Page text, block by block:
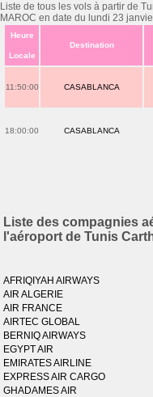
Liste de tous les vols à partir de
MAROC en date du lundi 23
Heure
Locale
Destination
11:50:00 CASABLANCA
18:00:00 CASABLANCA
Liste des compagnies
l'aéroport de Tunis
AFRIQIYAH AIRWAYS
AIR ALGERIE
AIR FRANCE
AIRTEC GLOBAL
BERNIQ AIRWAYS
EGYPT AIR
EMIRATES AIRLINE
EXPRESS AIR CARGO
GHADAMES AIR